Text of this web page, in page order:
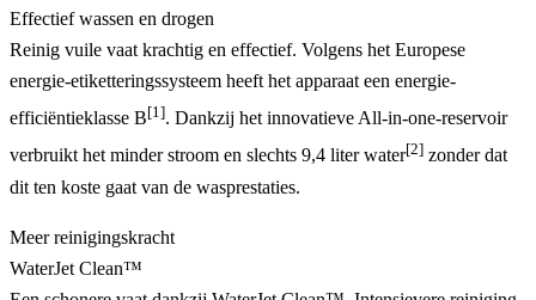
Effectief wassen en drogen
Reinig vuile vaat krachtig en effectief. Volgens het Europese
energie-etiketteringssysteem heeft het apparaat een energie-
efficiëntieklasse B[1]. Dankzij het innovatieve All-in-one-reservoir
verbruikt het minder stroom en slechts 9,4 liter water[2] zonder dat
dit ten koste gaat van de wasprestaties.
Meer reinigingskracht
WaterJet Clean™